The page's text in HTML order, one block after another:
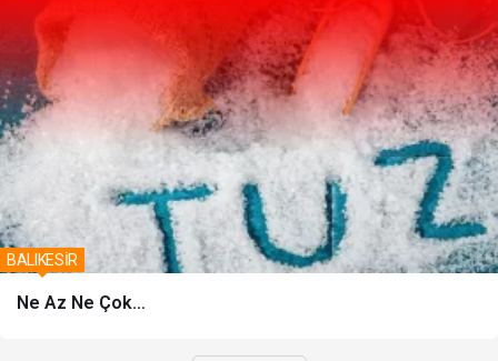
Ne Az Ne Çok…
BALIKESİR